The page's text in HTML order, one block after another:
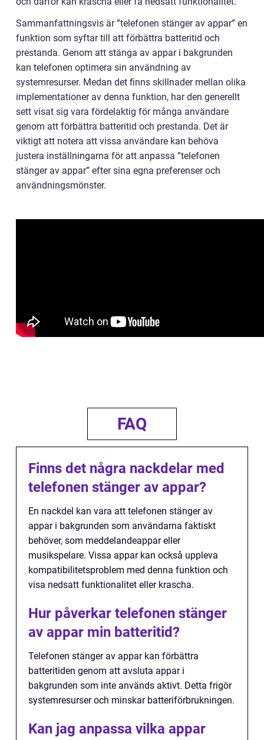
Sammanfattningsvis är ”telefonen stänger av appar” en
funktion som syftar till att förbättra batteritid och
prestanda. Genom att stänga av appar i bakgrunden
kan telefonen optimera sin användning av
systemresurser. Medan det finns skillnader mellan olika
implementationer av denna funktion, har den generellt
sett visat sig vara fördelaktig för många användare
genom att förbättra batteritid och prestanda. Det är
viktigt att notera att vissa användare kan behöva
justera inställningarna för att anpassa ”telefonen
stänger av appar” efter sina egna preferenser och
användningsmönster.
FAQ
Finns det några nackdelar med
telefonen stänger av appar?
En nackdel kan vara att telefonen stänger av
appar i bakgrunden som användarna faktiskt
behöver, som meddelandeappar eller
musikspelare. Vissa appar kan också uppleva
kompatibilitetsproblem med denna funktion och
visa nedsatt funktionalitet eller krascha.
Hur påverkar telefonen stänger
av appar min batteritid?
Telefonen stänger av appar kan förbättra
batteritiden genom att avsluta appar i
bakgrunden som inte används aktivt. Detta frigör
systemresurser och minskar batteriförbrukningen.
Kan jag anpassa vilka appar